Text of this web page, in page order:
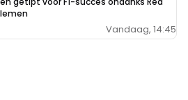
Vandaag, 14:45